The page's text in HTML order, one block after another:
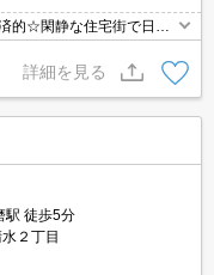
的☆閑静な住宅街で日当
詳細を見る
駅 徒歩5分
２丁目